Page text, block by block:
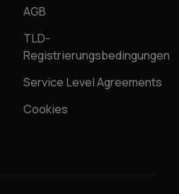
AGB
TLD-
Registrierungsbedingungen
Service Level Agreements
Cookies